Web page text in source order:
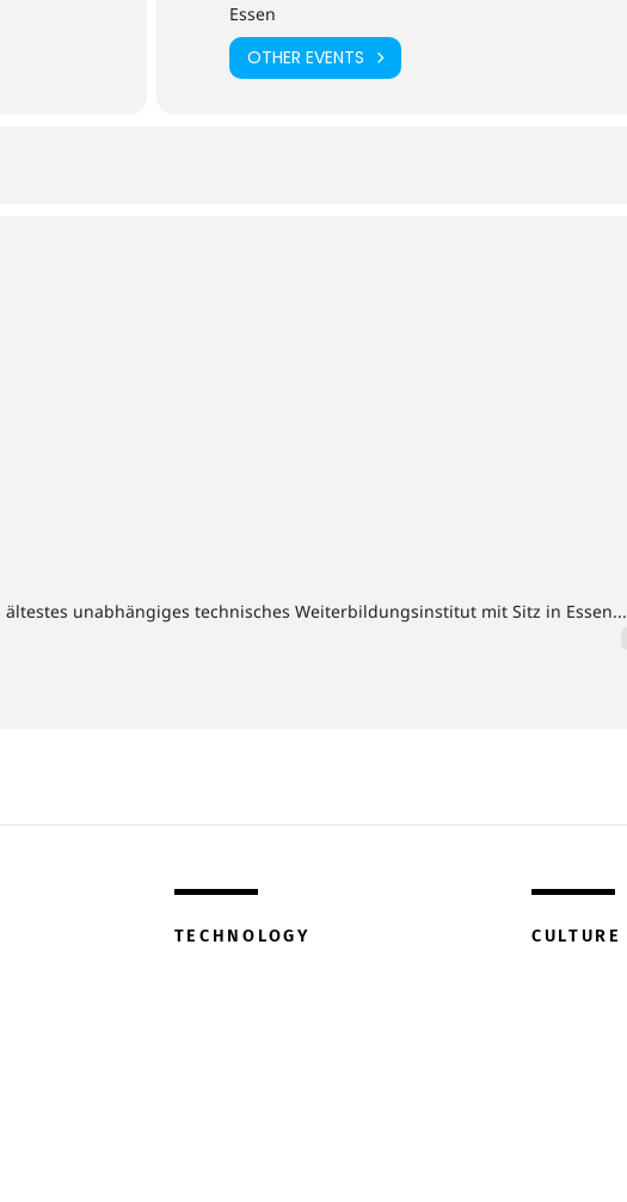
Essen
OTHER EVENTS
ältestes unabhängiges technisches Weiterbildungsinstitut mit Sitz in Essen...
TECHNOLOGY CULTURE